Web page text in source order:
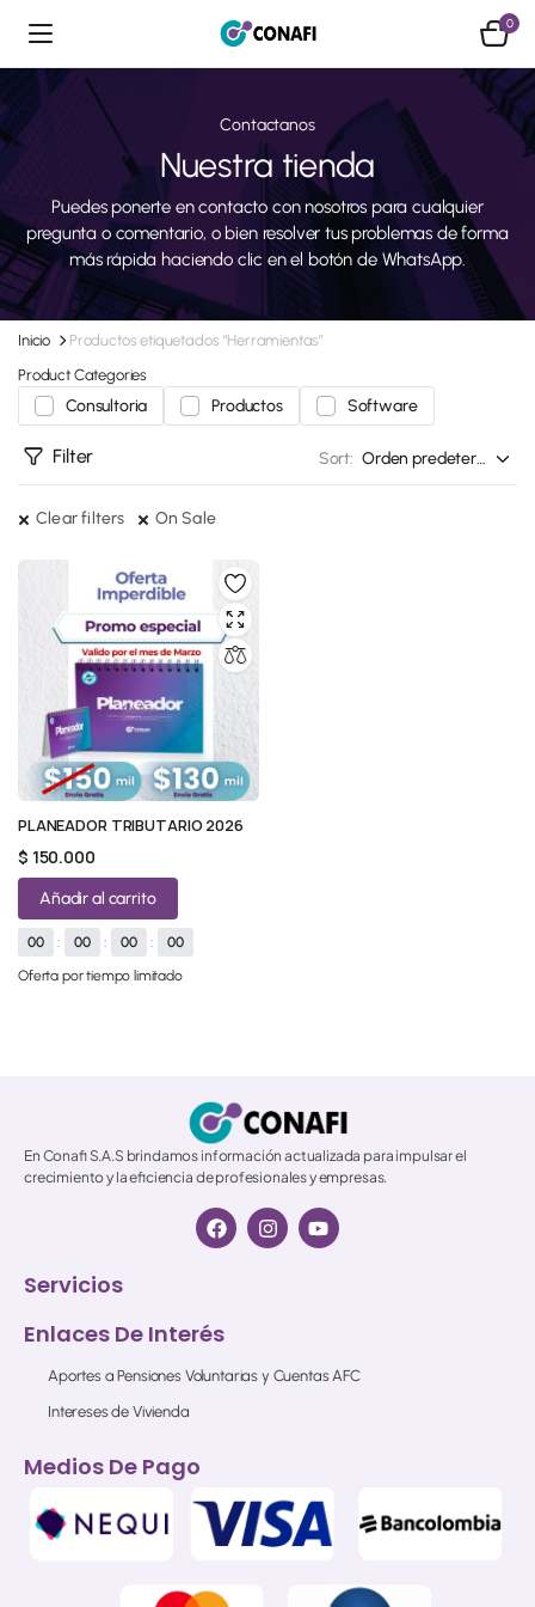
0
Contactanos
Nuestra tienda
Puedes ponerte en contacto con nosotros para cualquier
pregunta o comentario, o bien resolver tus problemas de forma
más rápida haciendo clic en el botón de WhatsApp.
Inicio
Productos etiquetados “Herramientas”
Product Categories
Consultoria Productos Software
Filter Sort:
Clear filters On Sale
PLANEADOR TRIBUTARIO 2026
$ 150.000
Añadir al carrito
00 : 00 : 00 :
00
Oferta por tiempo limitado
En Conafi S.A.S brindamos información actualizada para impulsar el
crecimiento y la eficiencia de profesionales y empresas.
Servicios
Enlaces De Interés
Aportes a Pensiones Voluntarias y Cuentas AFC
Intereses de Vivienda
Medios De Pago